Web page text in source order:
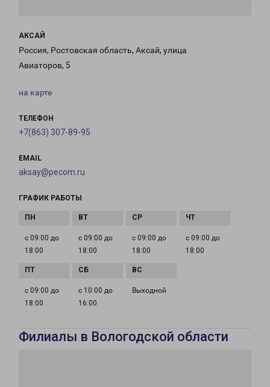
АКСАЙ
Россия, Ростовская область, Аксай, улица
Авиаторов, 5
на карте
ТЕЛЕФОН
+7(863) 307-89-95
EMAIL
aksay@pecom.ru
ГРАФИК РАБОТЫ
с 09:00 до
18:00
с 09:00 до
18:00
с 09:00 до
18:00
с 09:00 до
18:00
с 09:00 до
18:00
с 10:00 до
16:00
Выходной
Филиалы в Вологодской области